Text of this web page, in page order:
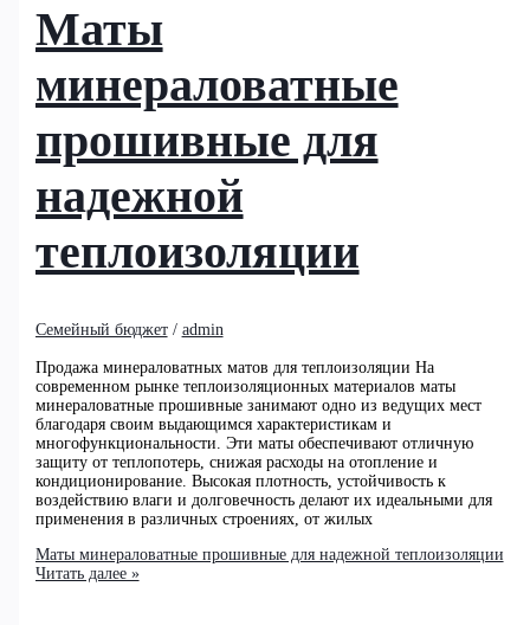
Маты
минераловатные
прошивные для
надежной
теплоизоляции
Семейный бюджет/ admin
Продажа минераловатных матов для теплоизоляции На
современном рынке теплоизоляционных материалов маты
минераловатные прошивные занимают одно из ведущих мест
благодаря своим выдающимся характеристикам и
многофункциональности. Эти маты обеспечивают отличную
защиту от теплопотерь, снижая расходы на отопление и
кондиционирование. Высокая плотность, устойчивость к
воздействию влаги и долговечность делают их идеальными для
применения в различных строениях, от жилых
Маты минераловатные прошивные для надежной теплоизоляции
Читать далее »